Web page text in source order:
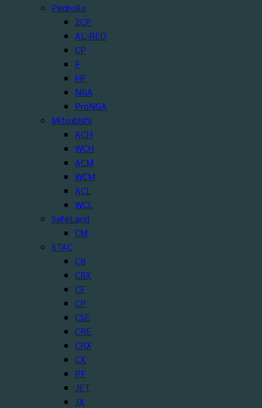
Pedrollo
2CP
AL-RED
CP
F
HF
NGA
ProNGA
Mitsubishi
ACH
WCH
ACM
WCM
ACL
WCL
SafeLand
CM
STAC
CB
CBX
CF
CP
CSE
CRE
CRX
CX
PF
JET
JX